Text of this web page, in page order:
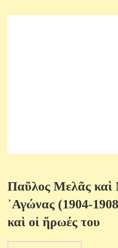
Παῦλος Μελᾶς καὶ
᾿Αγώνας (1904-
καὶ οἱ ἥρωές του